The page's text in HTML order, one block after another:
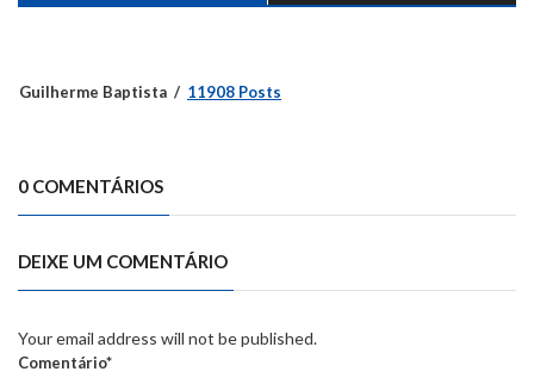
Guilherme Baptista 11908 Posts
0 COMENTÁRIOS
DEIXE UM COMENTÁRIO
Your email address will not be published.
Comentário*